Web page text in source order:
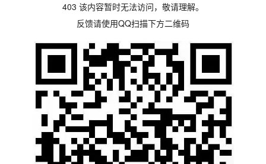
403 该内容暂时无法访问，敬请理解。
反馈请使用QQ扫描下方二维码